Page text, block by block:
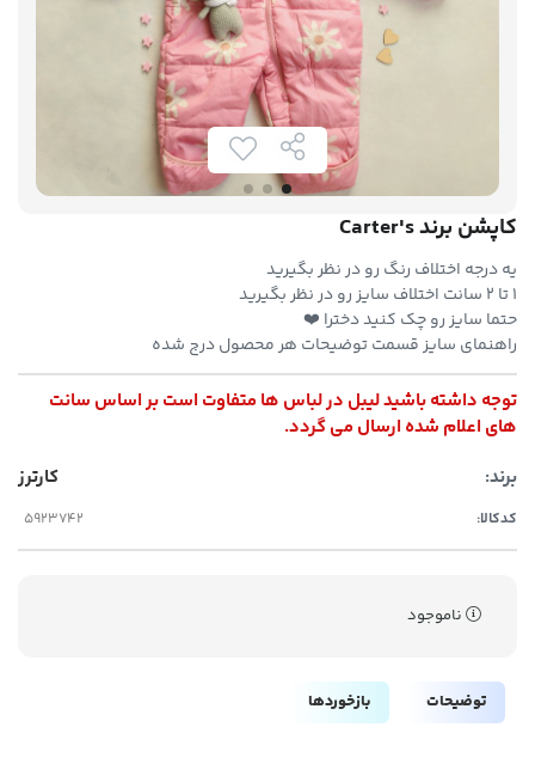
کاپشن برند Carter's
یه درجه اختلاف رنگ رو در نظر بگیرید
۱ تا ۲ سانت اختلاف سایز رو در نظر بگیرید
حتما سایز رو چک کنید دخترا ❤️
راهنمای سایز قسمت توضیحات هر محصول درج شده
توجه داشته باشید لیبل در لباس ها متفاوت است بر اساس سانت
های اعلام شده ارسال می گردد.
برند:
کارترز
کدکالا:
ناموجود
توضیحات بازخوردها